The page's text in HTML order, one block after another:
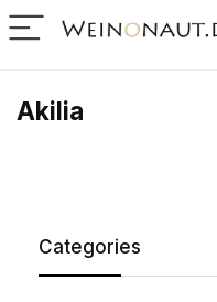
Akilia
Categories